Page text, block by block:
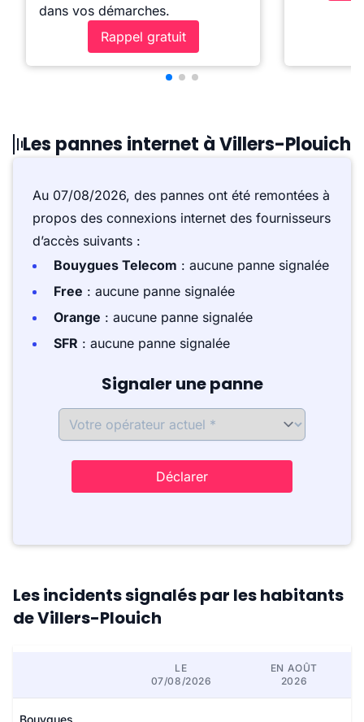
dans vos démarches.
Rappel gratuit
Les pannes internet à Villers-Plouich
Au 07/08/2026, des pannes ont été remontées à
propos des connexions internet des fournisseurs
d’accès suivants :
Bouygues Telecom : aucune panne signalée
Free : aucune panne signalée
Orange : aucune panne signalée
SFR : aucune panne signalée
Signaler une panne
Déclarer
Les incidents signalés par les habitants
de Villers-Plouich
LE
07/08/2026
EN AOÛT
2026
Bouygues